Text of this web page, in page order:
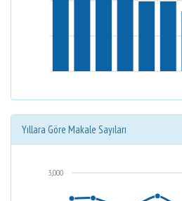
Yıllara Göre Makale Sayıları
3,000